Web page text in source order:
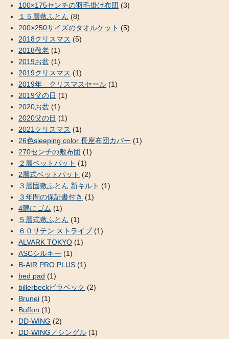
100×175センチの羽毛掛け布団 (3)
１５層敷ふとん (8)
200×250サイズのタオルケット (5)
2018クリスマス (5)
2018敬老 (1)
2019お盆 (1)
2019クリスマス (1)
2019年 クリスマスセール (1)
2019父の日 (1)
2020お盆 (1)
2020父の日 (1)
2021クリスマス (1)
26色sleeping color 長座布団カバー (1)
270センチの敷布団 (1)
２層ベットパット (1)
2層式ベットパット (2)
３層固敷ふとん 新キルト (1)
３年間の保証書付き (1)
4隅にゴム (1)
５層式敷ふとん (1)
６０サテン ストライプ(1)
ALVARK TOKYO (1)
ASCシルキー (1)
B-AIR PRO PLUS (1)
bed pad (1)
billerbeckビラベック (2)
Brunei (1)
Buffon (1)
DD-WING (2)
DD-WING／シングル (1)